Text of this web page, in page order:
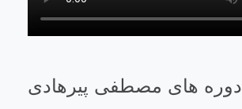
دوره های مصطفی پیرهادی